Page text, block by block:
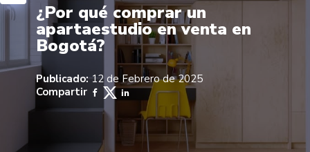
¿Por qué comprar un
apartaestudio en venta en
Bogotá?
Publicado:12 de Febrero de 2025
Compartir